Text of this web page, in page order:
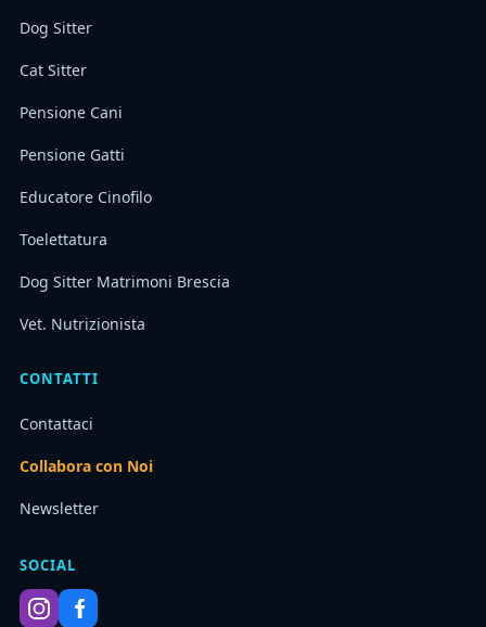
Dog Sitter
Cat Sitter
Pensione Cani
Pensione Gatti
Educatore Cinofilo
Toelettatura
Dog Sitter Matrimoni Brescia
Vet. Nutrizionista
CONTATTI
Contattaci
Collabora con Noi
Newsletter
SOCIAL